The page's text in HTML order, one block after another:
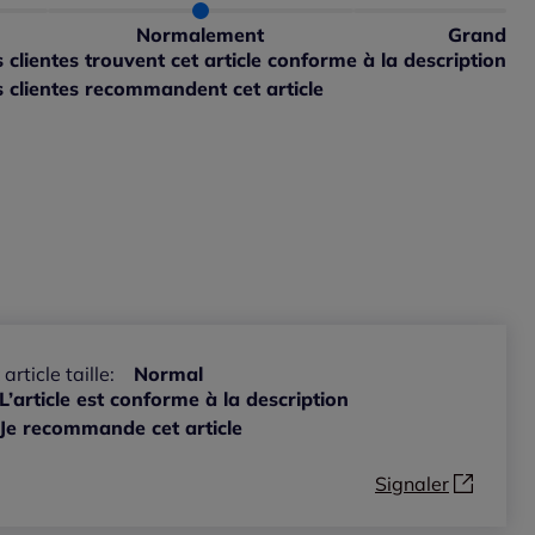
Normalement Grand
: 0%
clientes trouvent cet article conforme à la description
clientes recommandent cet article
article taille:
Normal
est conforme à la description
recommande cet article
Signaler